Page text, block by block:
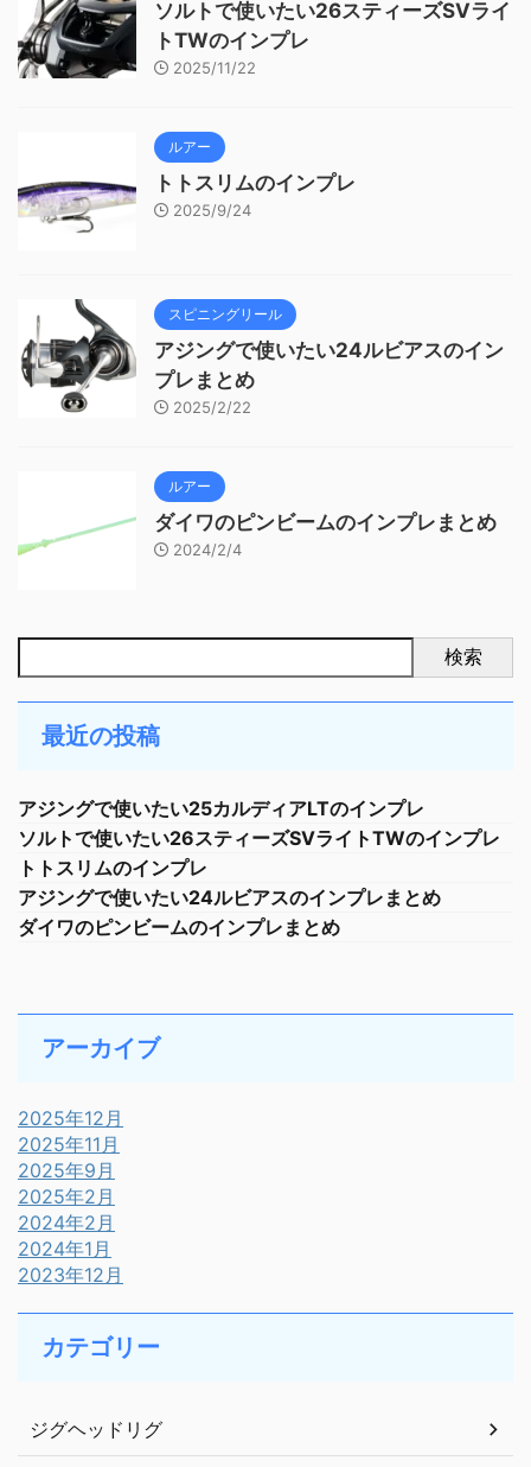
ソルトで使いたい26スティーズSVライ
トTWのインプレ
2025/11/22
ルアー
トトスリムのインプレ
2025/9/24
スピニングリール
アジングで使いたい24ルビアスのイン
プレまとめ
2025/2/22
ルアー
ダイワのピンビームのインプレまとめ
2024/2/4
検索
最近の投稿
アジングで使いたい25カルディアLTのインプレ
ソルトで使いたい26スティーズSVライトTWのインプレ
トトスリムのインプレ
アジングで使いたい24ルビアスのインプレまとめ
ダイワのピンビームのインプレまとめ
アーカイブ
2025年12月
2025年11月
2025年9月
2025年2月
2024年2月
2024年1月
2023年12月
カテゴリー
ジグヘッドリグ